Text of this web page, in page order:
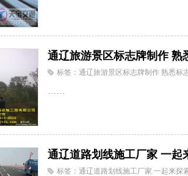
通辽旅游景区标志牌制作 熟
标签：通辽旅游景区标志牌制作 熟悉标
……
通辽道路划线施工厂家 一起
标签：通辽道路划线施工厂家 一起来探